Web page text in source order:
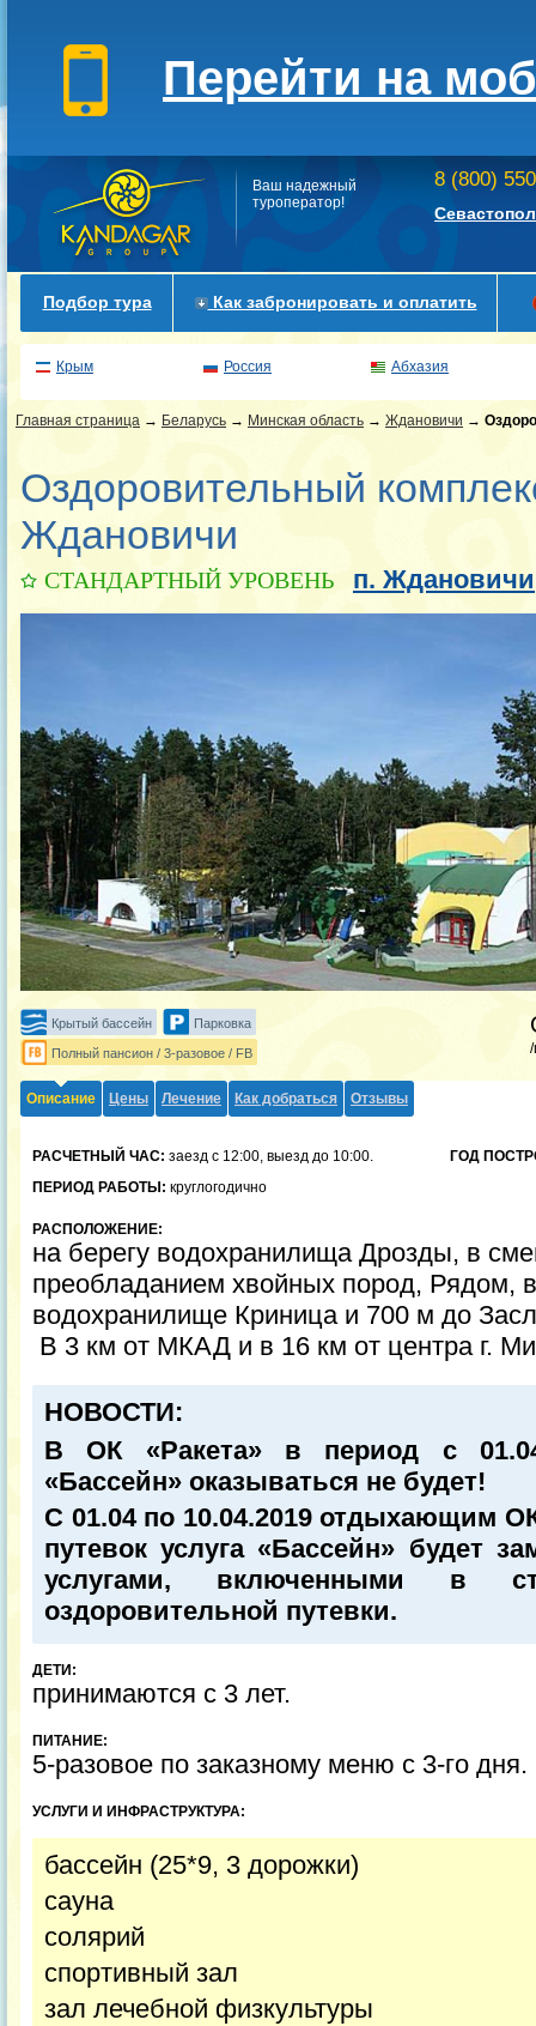
Перейти на
Ваш надежный
туроператор!
8 (800)
Подбор тура Как забронировать и оплатить
Крым Россия Абхазия
Главная страница → Беларусь → Минская область → Ждановичи →
Оздоровительный
Ждановичи
СТАНДАРТНЫЙ УРОВЕНЬ п. Ждановичи
Крытый бассейн Парковка
Полный пансион / 3-разовое / FB
Описание Цены Лечение Как добраться Отзывы
РАСЧЕТНЫЙ ЧАС: заезд с 12:00, выезд до 10:00.
ГОД
ПЕРИОД РАБОТЫ: круглогодично
РАСПОЛОЖЕНИЕ:
на берегу водохранилища Дрозды, в
преобладанием хвойных пород, Рядом,
водохранилище Криница и 700 м до
В 3 км от МКАД и в 16 км от центра г.
НОВОСТИ:
В ОК «Ракета» в период с
«Бассейн» оказываться не будет!
С 01.04 по 10.04.2019 отдыхающим
путевок услуга «Бассейн» будет
услугами, включенными в
оздоровительной путевки.
ДЕТИ:
принимаются с 3 лет.
ПИТАНИЕ:
5-разовое по заказному меню с 3-го дня.
УСЛУГИ И ИНФРАСТРУКТУРА:
бассейн (25*9, 3 дорожки)
сауна
солярий
спортивный зал
зал лечебной физкультуры